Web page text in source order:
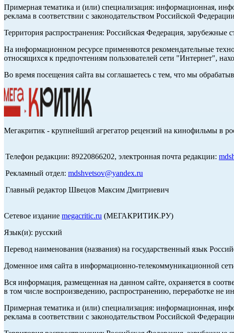
Примерная тематика и (или) специализация: информационная,
реклама в соответствии с законодательством Российской
Территория распространения: Российская Федерация, зарубежные
На информационном ресурсе применяются рекомендательные
относящихся к предпочтениям пользователей сети "Интернет",
Во время посещения сайта вы соглашаетесь с тем, что мы
Мегакритик - крупнейший агрегатор рецензий на кинофильмы в
Телефон редакции: 89220866202, электронная почта редакции:
Рекламный отдел: mdshvetsov@yandex.ru
Главный редактор Швецов Максим Дмитриевич
Сетевое издание megacritic.ru (МЕГАКРИТИК.РУ)
Язык(и): русский
Перевод наименования (названия) на государственный язык
Доменное имя сайта в информационно-телекоммуникационной
Вся информация, размещенная на данном сайте, охраняется в
в том числе воспроизведению, распространению, переработке не
Примерная тематика и (или) специализация: информационная,
реклама в соответствии с законодательством Российской